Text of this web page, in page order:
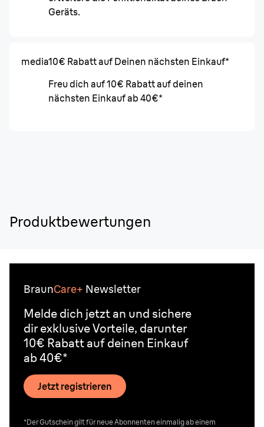
Geräts.
media10€ Rabatt auf Deinen nächsten Einkauf*
Freu dich auf 10€ Rabatt auf deinen
nächsten Einkauf ab 40€*
Produktbewertungen
BraunCare+ Newsletter
Melde dich jetzt an und sichere
dir exklusive Vorteile, darunter
10€ Rabatt auf deinen Einkauf
ab 40€*
Jetzt registrieren
*Der Gutschein gilt für neue Abonnenten einmalig ab einem